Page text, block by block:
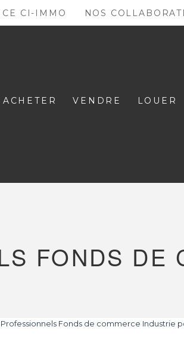
CI-IMMO NOS
ACHETER VENDRE LOUER
FONDS DE
Fonds de commerce Industrie